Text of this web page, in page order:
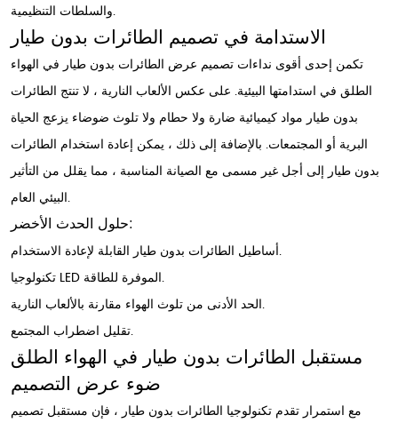
والسلطات التنظيمية.
الاستدامة في تصميم الطائرات بدون طيار
تكمن إحدى أقوى نداءات تصميم عرض الطائرات بدون طيار في الهواء
الطلق في استدامتها البيئية. على عكس الألعاب النارية ، لا تنتج الطائرات
بدون طيار مواد كيميائية ضارة ولا حطام ولا تلوث ضوضاء يزعج الحياة
البرية أو المجتمعات. بالإضافة إلى ذلك ، يمكن إعادة استخدام الطائرات
بدون طيار إلى أجل غير مسمى مع الصيانة المناسبة ، مما يقلل من التأثير
البيئي العام.
حلول الحدث الأخضر:
أساطيل الطائرات بدون طيار القابلة لإعادة الاستخدام.
تكنولوجيا LED الموفرة للطاقة.
الحد الأدنى من تلوث الهواء مقارنة بالألعاب النارية.
تقليل اضطراب المجتمع.
مستقبل الطائرات بدون طيار في الهواء الطلق
ضوء عرض التصميم
مع استمرار تقدم تكنولوجيا الطائرات بدون طيار ، فإن مستقبل تصميم